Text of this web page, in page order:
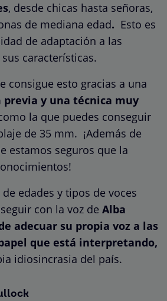
, desde chicas hasta señoras,
de mediana edad. Esto es
de adaptación a las
características.
consigue esto gracias a una
y una técnica muy
la que puedes conseguir
de 35 mm. ¡Además de
estamos seguros que la
edades y tipos de voces
con la voz de Alba
adecuar su propia voz a las
que está interpretando,
idiosincrasia del país.